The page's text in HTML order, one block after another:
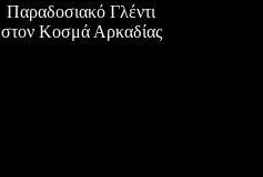
Παραδοσιακό Γλέντι
στον Κοσμά Αρκαδίας